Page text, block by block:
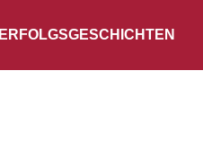
ERFOLGSGESCHICHTEN